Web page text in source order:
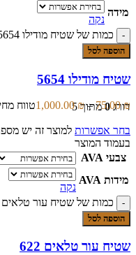
מידה
נקה
כמות של שטיח מודילו 5654
הוספה לסל
שטיח מודילו 5654
דורג0מתוך 575.00₪
–
1,000.00₪ טווח מחירים: ⁦75.00 ₪⁩
בחר אפשרות למוצר זה יש
בעמוד המוצר
צבעי AVA
מידות AVA
נקה
כמות של שטיח עור טלאים 622
הוספה לסל
שטיח עור טלאים 622